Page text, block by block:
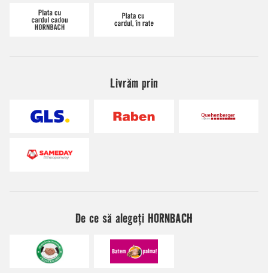
Livrăm prin
De ce să alegeți HORNBACH